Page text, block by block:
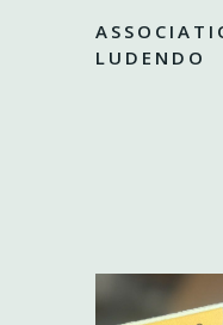
LUDENDO